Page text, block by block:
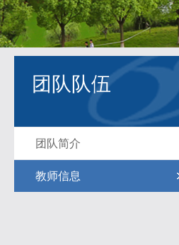
团队队伍
团队简介
教师信息